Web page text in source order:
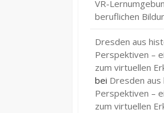
VR-
beruflichen
Dresden aus
Perspektiven –
zum virtuellen
bei Dresden
Perspektiven –
zum virtuellen